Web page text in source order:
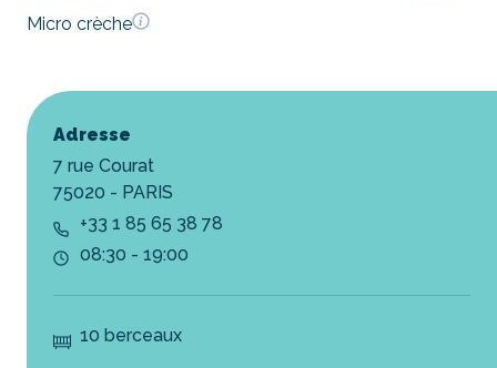
Micro crèche
Adresse
7 rue Courat
75020 - PARIS
+33 1 85 65 38 78
08:30 - 19:00
10 berceaux